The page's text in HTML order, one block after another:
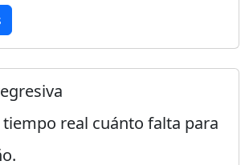
tiempo real cuánto falta para